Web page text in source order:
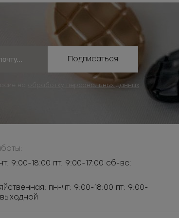
Подписаться
на обработку персональных данных
9:00-18:00 пт: 9:00-17:00 сб-вс:
пн-чт: 9:00-18:00 пт: 9:00-